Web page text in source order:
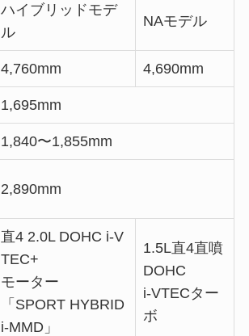
ハイブリッドモデ
ル
NAモデル
4,760mm 4,690mm
1,695mm
1,840〜1,855mm
2,890mm
直4 2.0L DOHC i-V
TEC+
モーター
「SPORT HYBRID
i-MMD」
1.5L直4直噴
DOHC
i-VTECター
ボ